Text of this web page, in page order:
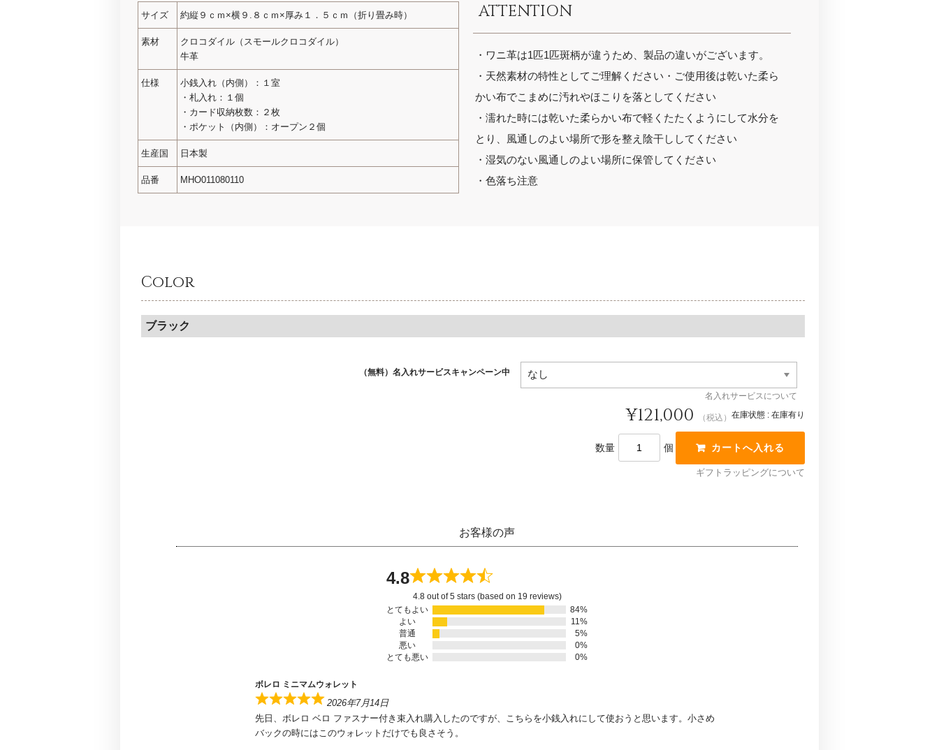
サイズ 約縦９ｃｍ×横９.８ｃｍ×厚み１．５ｃｍ（折り畳み時）
素材
クロコダイル（スモールクロコダイル）
牛革
仕様
小銭入れ（内側）：１室
・札入れ：１個
・カード収納枚数：２枚
・ポケット（内側）：オープン２個
生産国 日本製
品番 MHO011080110
ATTENTION
・ワニ革は1匹1匹斑柄が違うため、製品の違いがございます。
・天然素材の特性としてご理解ください・ご使用後は乾いた柔ら
かい布でこまめに汚れやほこりを落としてください
・濡れた時には乾いた柔らかい布で軽くたたくようにして水分を
とり、風通しのよい場所で形を整え陰干ししてください
・湿気のない風通しのよい場所に保管してください
・色落ち注意
Color
ブラック
（無料）名入れサービスキャンペーン中
名入れサービスについて
在庫状態 : 在庫有り
¥121,000 （税込）
数量 個
ギフトラッピングについて
お客様の声
4.8
4.8 out of 5 stars (based on 19 reviews)
とてもよい
84%
よい
11%
普通
5%
悪い
0%
とても悪い
0%
ボレロ ミニマムウォレット
2026年7月14日
先日、ボレロ ベロ ファスナー付き束入れ購入したのですが、こちらを小銭入れにして使おうと思います。小さめ
バックの時にはこのウォレットだけでも良さそう。